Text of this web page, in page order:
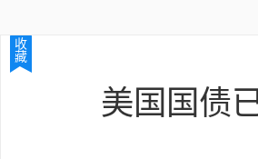
收
藏
美国国债